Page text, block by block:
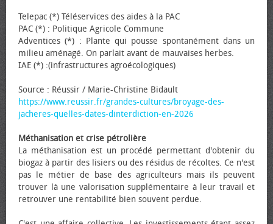
Telepac (*) Téléservices des aides à la PAC
PAC (*) : Politique Agricole Commune
Adventices (*) : Plante qui pousse spontanément dans un
milieu aménagé. On parlait avant de mauvaises herbes.
IAE (*) :(infrastructures agroécologiques)
Source : Réussir / Marie-Christine Bidault
https://www.reussir.fr/grandes-cultures/broyage-des-
jacheres-quelles-dates-dinterdiction-en-2026
Méthanisation et crise pétrolière
La méthanisation est un procédé permettant d'obtenir du
biogaz à partir des lisiers ou des résidus de récoltes. Ce n'est
pas le métier de base des agriculteurs mais ils peuvent
trouver là une valorisation supplémentaire à leur travail et
retrouver une rentabilité bien souvent perdue.